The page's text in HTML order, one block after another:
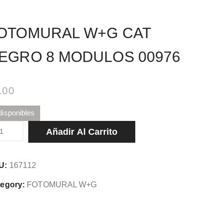
W+G CAT
8 MODULOS 00976
Añadir Al Carrito
167112
FOTOMURAL W+G